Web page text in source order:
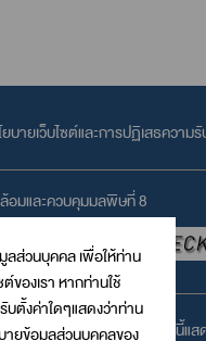
ยบายเว็บไซต์และการปฏิเสธความ
อมและควบคุมมลพิษที่ 8
เว็บไซต์นี้แ
ลส่วนบุคคล เพื่อให้ท่าน
ของเรา หากท่านใช้
บตั้งค่าใดๆแสดงว่าท่าน
ายข้อมูลส่วนบุคคลของ